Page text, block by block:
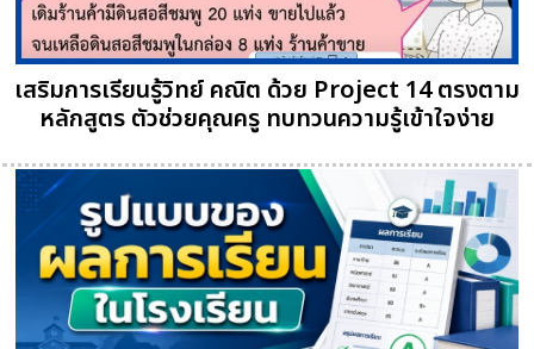
เสริมการเรียนรู้วิทย์ คณิต ด้วย Project 14 ตรงตาม
หลักสูตร ตัวช่วยคุณครู ทบทวนความรู้เข้าใจง่าย